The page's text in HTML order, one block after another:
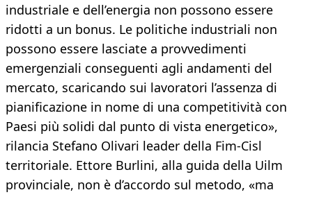
industriale e dell’energia non possono essere
ridotti a un bonus. Le politiche industriali non
possono essere lasciate a provvedimenti
emergenziali conseguenti agli andamenti del
mercato, scaricando sui lavoratori l’assenza di
pianificazione in nome di una competitività con
Paesi più solidi dal punto di vista energetico»,
rilancia Stefano Olivari leader della Fim-Cisl
territoriale. Ettore Burlini, alla guida della Uilm
provinciale, non è d’accordo sul metodo, «ma